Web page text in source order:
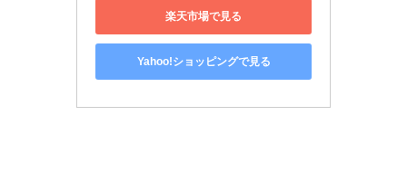
楽天市場で見る
Yahoo!ショッピングで見る